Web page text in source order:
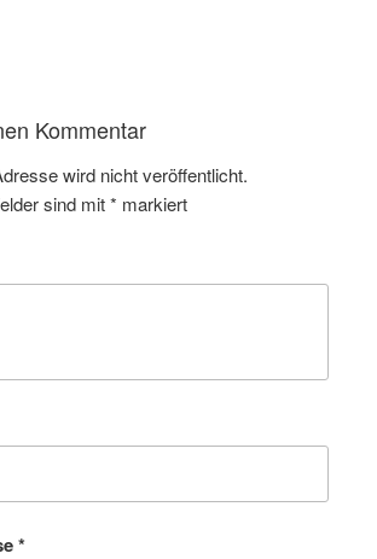
Kommentar
wird nicht veröffentlicht.
sind mit* markiert
*